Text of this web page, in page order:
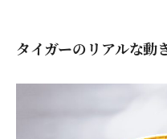
タイガーのリアルな動